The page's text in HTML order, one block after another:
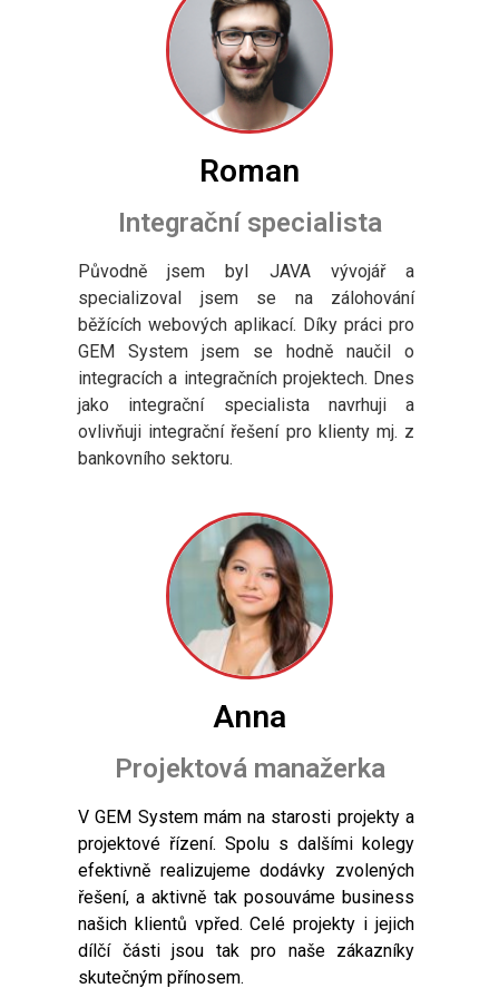
Roman
Integrační specialista
Původně jsem byl JAVA vývojář a
specializoval jsem se na zálohování
běžících webových aplikací. Díky práci pro
GEM System jsem se hodně naučil o
integracích a integračních projektech. Dnes
jako integrační specialista navrhuji a
ovlivňuji integrační řešení pro klienty mj. z
bankovního sektoru.
Anna
Projektová manažerka
V GEM System mám na starosti projekty a
projektové řízení. Spolu s dalšími kolegy
efektivně realizujeme dodávky zvolených
řešení, a aktivně tak posouváme business
našich klientů vpřed. Celé projekty i jejich
dílčí části jsou tak pro naše zákazníky
skutečným přínosem.